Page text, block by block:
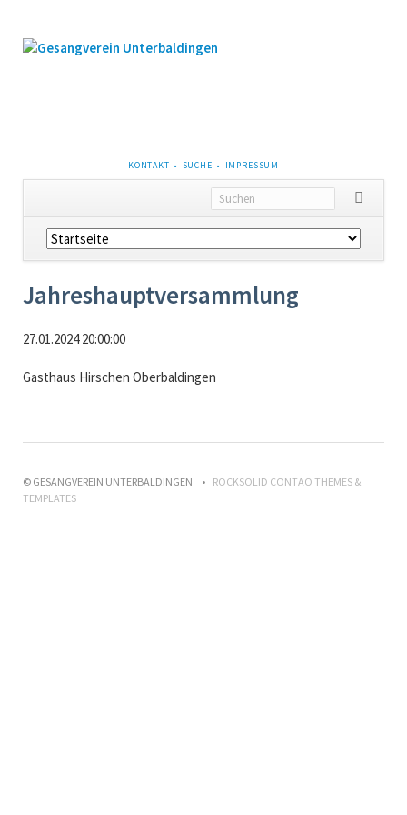
NAVIGATION
ÜBERSPRINGEN
KONTAKT SUCHE IMPRESSUM
Navigation
überspringen
Jahreshauptversammlung
27.01.2024 20:00:00
Gasthaus Hirschen Oberbaldingen
© GESANGVEREIN UNTERBALDINGEN
ROCKSOLID CONTAO THEMES &
TEMPLATES